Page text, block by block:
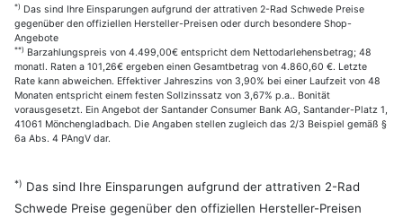
*) Das sind Ihre Einsparungen aufgrund der attrativen 2-Rad Schwede Preise
gegenüber den offiziellen Hersteller-Preisen oder durch besondere Shop-
Angebote
**) Barzahlungspreis von 4.499,00€ entspricht dem Nettodarlehensbetrag; 48
monatl. Raten a 101,26€ ergeben einen Gesamtbetrag von 4.860,60 €. Letzte
Rate kann abweichen. Effektiver Jahreszins von 3,90% bei einer Laufzeit von 48
Monaten entspricht einem festen Sollzinssatz von 3,67% p.a.. Bonität
vorausgesetzt. Ein Angebot der Santander Consumer Bank AG, Santander-Platz 1,
41061 Mönchengladbach. Die Angaben stellen zugleich das 2/3 Beispiel gemäß §
6a Abs. 4 PAngV dar.
*) Das sind Ihre Einsparungen aufgrund der attrativen 2-Rad
Schwede Preise gegenüber den offiziellen Hersteller-Preisen